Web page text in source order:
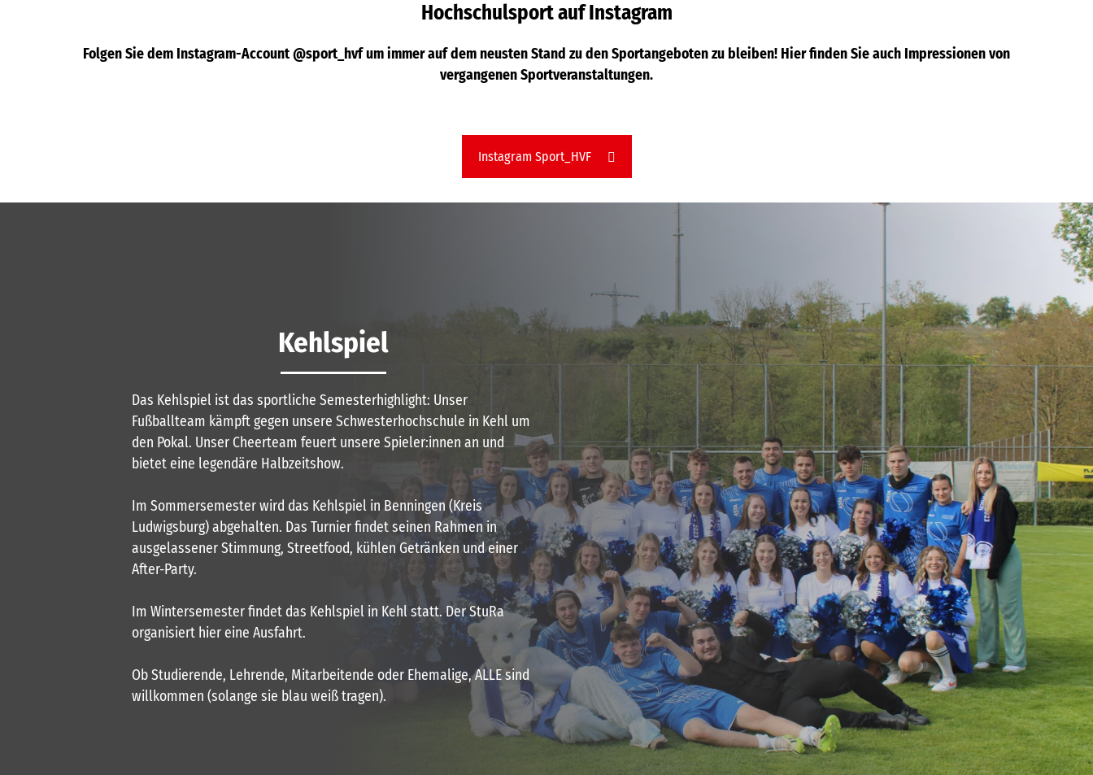
Hochschulsport auf Instagram
Folgen Sie dem Instagram-Account @sport_hvf um immer auf dem neusten Stand zu den Sportangeboten zu bleiben! Hier finden Sie auch Impressionen von
vergangenen Sportveranstaltungen.
Instagram Sport_HVF
Kehlspiel
Das Kehlspiel ist das sportliche Semesterhighlight: Unser
Fußballteam kämpft gegen unsere Schwesterhochschule in Kehl um
den Pokal. Unser Cheerteam feuert unsere Spieler:innen an und
bietet eine legendäre Halbzeitshow.
Im Sommersemester wird das Kehlspiel in Benningen (Kreis
Ludwigsburg) abgehalten. Das Turnier findet seinen Rahmen in
ausgelassener Stimmung, Streetfood, kühlen Getränken und einer
After-Party.
Im Wintersemester findet das Kehlspiel in Kehl statt. Der StuRa
organisiert hier eine Ausfahrt.
Ob Studierende, Lehrende, Mitarbeitende oder Ehemalige, ALLE sind
willkommen (solange sie blau weiß tragen).